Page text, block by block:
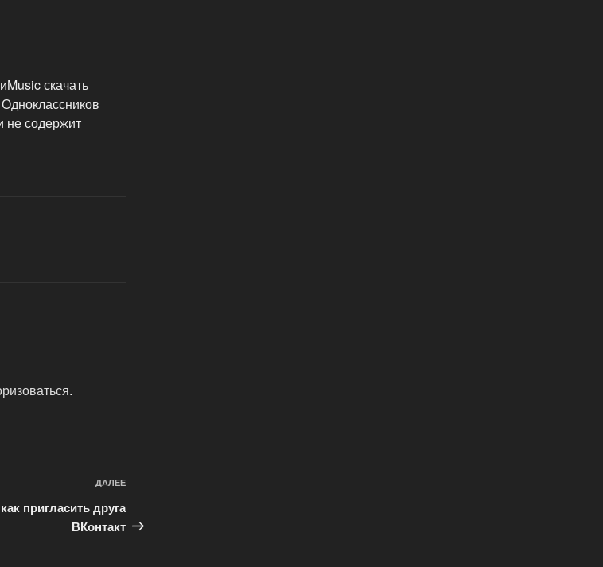
скачать
не содержит
.
ДАЛЕЕ
пригласить друга
ВКонтакт